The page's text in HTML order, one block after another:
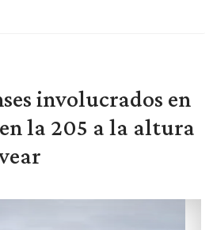
involucrados en
la 205 a la altura